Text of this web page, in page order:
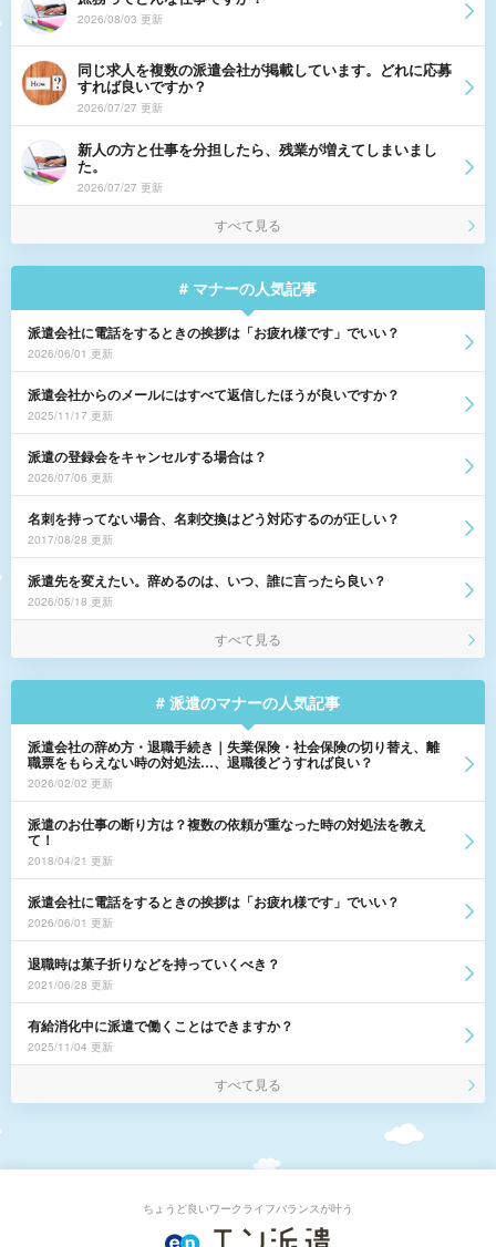
2026/08/03 更新
同じ求人を複数の派遣会社が掲載しています。どれに応募
すれば良いですか？
2026/07/27 更新
新人の方と仕事を分担したら、残業が増えてしまいまし
た。
2026/07/27 更新
すべて見る
# マナーの人気記事
派遣会社に電話をするときの挨拶は「お疲れ様です」でいい？
2026/06/01 更新
派遣会社からのメールにはすべて返信したほうが良いですか？
2025/11/17 更新
派遣の登録会をキャンセルする場合は？
2026/07/06 更新
名刺を持ってない場合、名刺交換はどう対応するのが正しい？
2017/08/28 更新
派遣先を変えたい。辞めるのは、いつ、誰に言ったら良い？
2026/05/18 更新
すべて見る
# 派遣のマナーの人気記事
派遣会社の辞め方・退職手続き｜失業保険・社会保険の切り替え、離
職票をもらえない時の対処法…、退職後どうすれば良い？
2026/02/02 更新
派遣のお仕事の断り方は？複数の依頼が重なった時の対処法を教え
て！
2018/04/21 更新
派遣会社に電話をするときの挨拶は「お疲れ様です」でいい？
2026/06/01 更新
退職時は菓子折りなどを持っていくべき？
2021/06/28 更新
有給消化中に派遣で働くことはできますか？
2025/11/04 更新
すべて見る
ちょうど良いワークライフバランスが叶う